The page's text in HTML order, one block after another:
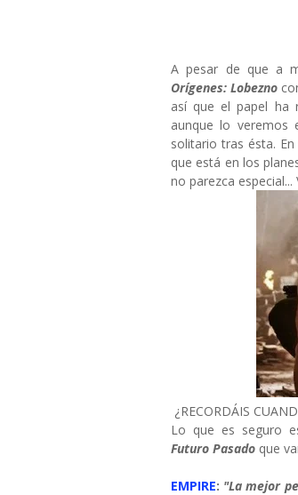
A pesar de que a
Orígenes: Lobezno
así que el papel ha
aunque lo veremos
solitario tras ésta.
que está en los
no parezca
¿RECORDÁIS
Lo que es seguro
Futuro Pasado que
EMPIRE: "La mejor